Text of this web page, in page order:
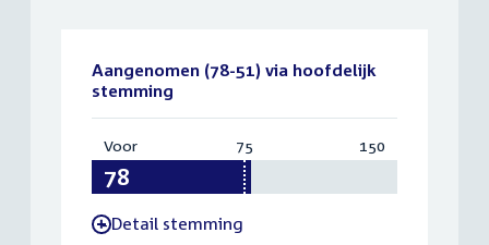
Aangenomen (78-51) via hoofdelijk
stemming
Voor:
75 150
-Detail stemming